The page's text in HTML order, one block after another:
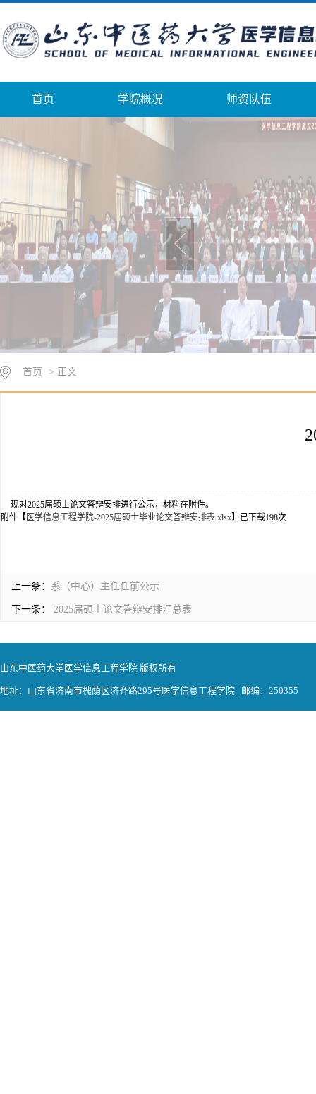
首页 学院概况 师资队伍
首页 > 正文
现对2025届硕士论文答辩安排进行公示，材料在附件。
附件【医学信息工程学院-2025届硕士毕业论文答辩安排表.xlsx】已下载198次
上一条： 系（中心）主任任前公示
下一条： 2025届硕士论文答辩安排汇总表
山东中医药大学医学信息工程学院 版权所有
地址：山东省济南市槐荫区济齐路295号医学信息工程学院 邮编：250355